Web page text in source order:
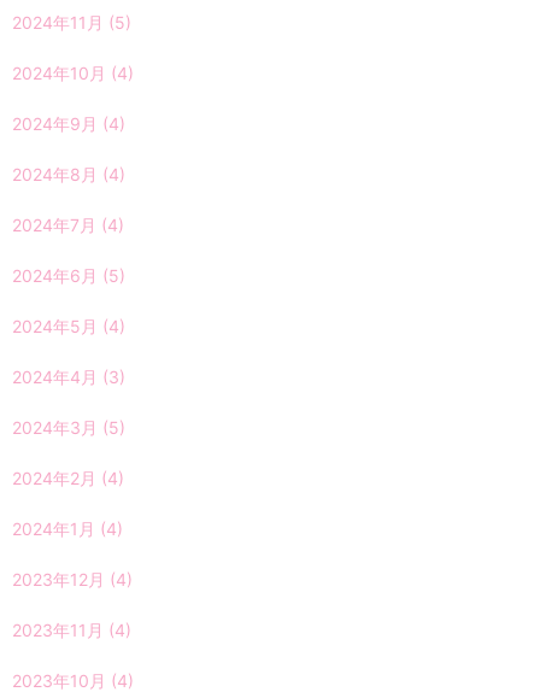
2024年11月 (5)
2024年10月 (4)
2024年9月 (4)
2024年8月 (4)
2024年7月 (4)
2024年6月 (5)
2024年5月 (4)
2024年4月 (3)
2024年3月 (5)
2024年2月 (4)
2024年1月 (4)
2023年12月 (4)
2023年11月 (4)
2023年10月 (4)